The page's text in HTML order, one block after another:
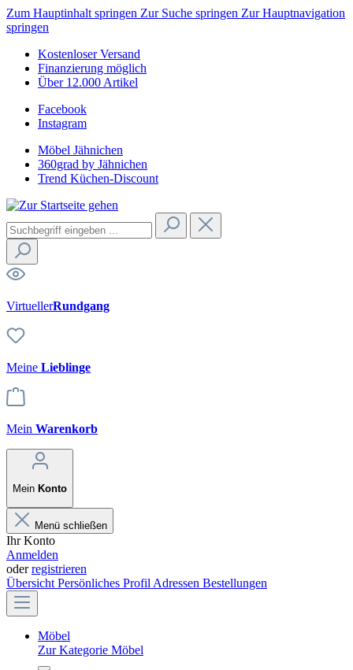
Zum Hauptinhalt springen Zur Suche springen Zur Hauptnavigation
springen
Kostenloser Versand
Finanzierung möglich
Über 12.000 Artikel
Facebook
Instagram
Möbel Jähnichen
360grad by Jähnichen
Trend Küchen-Discount
VirtuellerRundgang
Meine Lieblinge
Mein Warenkorb
Mein Konto
Menü schließen
Ihr Konto
Anmelden
oderregistrieren
Übersicht Persönliches Profil Adressen Bestellungen
Möbel
Zur Kategorie Möbel